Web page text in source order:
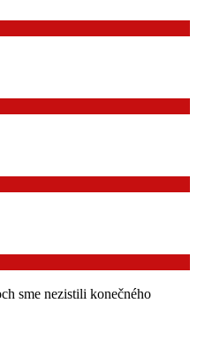
sme nezistili konečného